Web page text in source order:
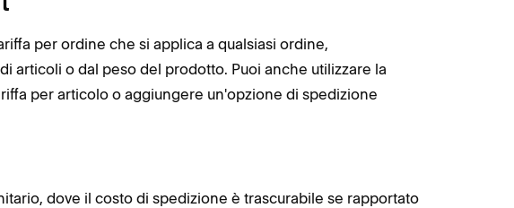
per ordine che si applica a qualsiasi ordine,
articoli o dal peso del prodotto. Puoi anche utilizzare la
per articolo o aggiungere un'opzione di spedizione
dove il costo di spedizione è trascurabile se rapportato